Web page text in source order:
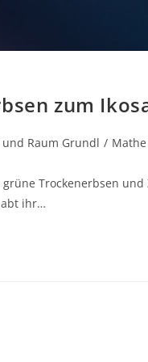
zum
Raum Grundl / Mathe
Trockenerbsen
ihr…